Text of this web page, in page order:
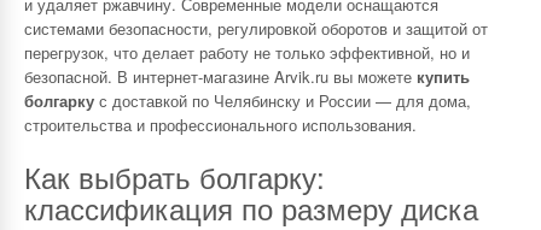
системами безопасности, регулировкой оборотов и защитой от
перегрузок, что делает работу не только эффективной, но и
безопасной. В интернет-магазине Arvik.ru вы можете купить
болгарку с доставкой по Челябинску и России — для дома,
строительства и профессионального использования.
Как выбрать болгарку:
классификация по размеру диска